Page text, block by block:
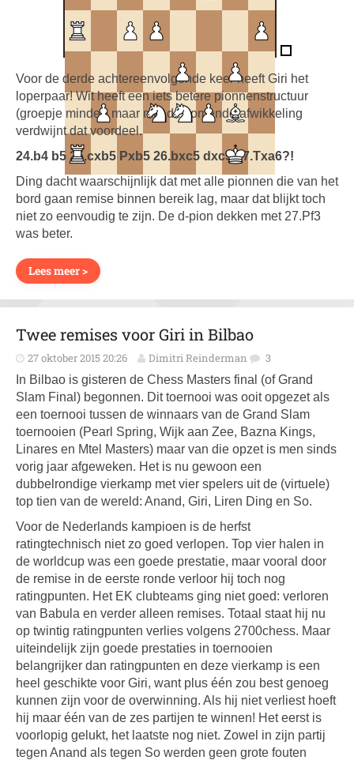
Voor de derde achtereenvolgende keer heeft Giri het
loperpaar! Wit heeft een iets betere pionnenstructuur
(groepje minder) maar met de komende afwikkeling
verdwijnt dat voordeel.
24.b4 b5 25.cxb5 Pxb5 26.bxc5 dxc5 27.Txa6?!
Ding dacht waarschijnlijk dat met alle pionnen die van het
bord gaan remise binnen bereik lag, maar dat blijkt toch
niet zo eenvoudig te zijn. De d-pion dekken met 27.Pf3
was beter.
Lees meer >
Twee remises voor Giri in Bilbao
27 oktober 2015 20:26 Dimitri Reinderman 3
In Bilbao is gisteren de Chess Masters final (of Grand
Slam Final) begonnen. Dit toernooi was ooit opgezet als
een toernooi tussen de winnaars van de Grand Slam
toernooien (Pearl Spring, Wijk aan Zee, Bazna Kings,
Linares en Mtel Masters) maar van die opzet is men sinds
vorig jaar afgeweken. Het is nu gewoon een
dubbelrondige vierkamp met vier spelers uit de (virtuele)
top tien van de wereld: Anand, Giri, Liren Ding en So.
Voor de Nederlands kampioen is de herfst
ratingtechnisch niet zo goed verlopen. Top vier halen in
de worldcup was een goede prestatie, maar vooral door
de remise in de eerste ronde verloor hij toch nog
ratingpunten. Het EK clubteams ging niet goed: verloren
van Babula en verder alleen remises. Totaal staat hij nu
op twintig ratingpunten verlies volgens 2700chess. Maar
uiteindelijk zijn goede prestaties in toernooien
belangrijker dan ratingpunten en deze vierkamp is een
heel geschikte voor Giri, want plus één zou best genoeg
kunnen zijn voor de overwinning. Als hij niet verliest hoeft
hij maar één van de zes partijen te winnen! Het eerst is
voorlopig gelukt, het laatste nog niet. Zowel in zijn partij
tegen Anand als tegen So werden geen grote fouten